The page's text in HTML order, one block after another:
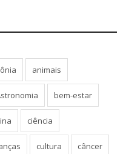
animais
bem-estar
ciência
cultura câncer